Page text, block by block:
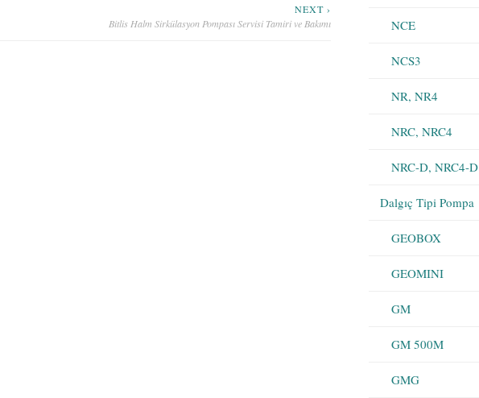
NEXT ›
Bitlis Halm Sirkülasyon Pompası Servisi Tamiri ve Bakımı
NCE
NCS3
NR, NR4
NRC, NRC4
NRC-D, NRC4-D
Dalgıç Tipi Pompa
GEOBOX
GEOMINI
GM
GM 500M
GMG